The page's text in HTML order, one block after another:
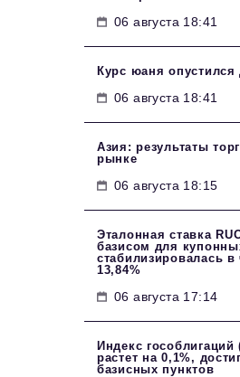
06 августа 18:41
Курс юаня опустился
06 августа 18:41
Азия: результаты
рынке
06 августа 18:15
Эталонная ставка
базисом для
стабилизировалась в
13,84%
06 августа 17:14
Индекс гособлигаций
растет на 0,1%,
базисных пунктов